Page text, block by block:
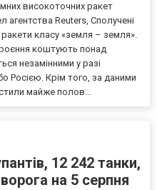
високоточних ракет
агентства Reuters, Сполучені
класу «земля – земля».
коштують понад
незамінними у разі
Росією. Крім того, за даними
майже полов...
12 242 танки,
на 5 серпня